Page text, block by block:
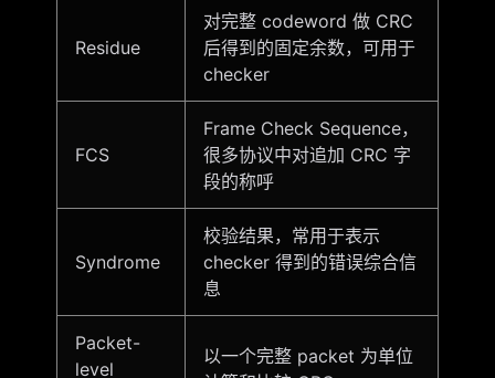
Residue
对完整 codeword 做 CRC
后得到的固定余数，可用于
checker
FCS
Frame Check Sequence，
很多协议中对追加 CRC 字
段的称呼
Syndrome
校验结果，常用于表示
checker 得到的错误综合信
息
Packet-
level
以一个完整 packet 为单位